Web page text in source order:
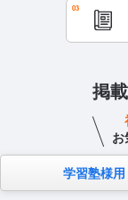
掲
学習塾様